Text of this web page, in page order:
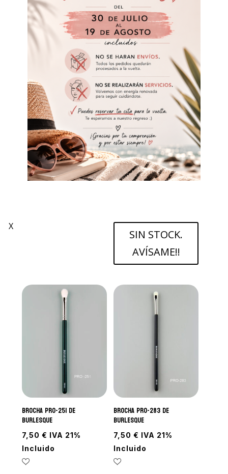
Brocha PRO-69 de Burlesque
9,50€ IVA 21%
Incluido
Brocha PRO-64 de
Burlesque
7,50€ IVA 21%
SIN STOCK.
AVÍSAME!!
Brocha PRO-251 de
Burlesque
7,50€ IVA 21%
Incluido
Brocha PRO-283 de
Burlesque
7,50€ IVA 21%
Incluido
X